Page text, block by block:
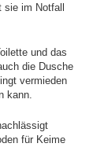
im Notfall
und das
die Dusche
vermieden
kann.
für Keime